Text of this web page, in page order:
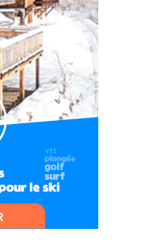
CHEZ
PROCHE DE
BORD DE LA SAÔNE
LAC ET